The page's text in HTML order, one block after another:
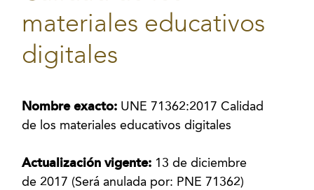
materiales educativos
digitales
Nombre exacto: UNE 71362:2017 Calidad
de los materiales educativos digitales
Actualización vigente: 13 de diciembre
de 2017 (Será anulada por: PNE 71362)